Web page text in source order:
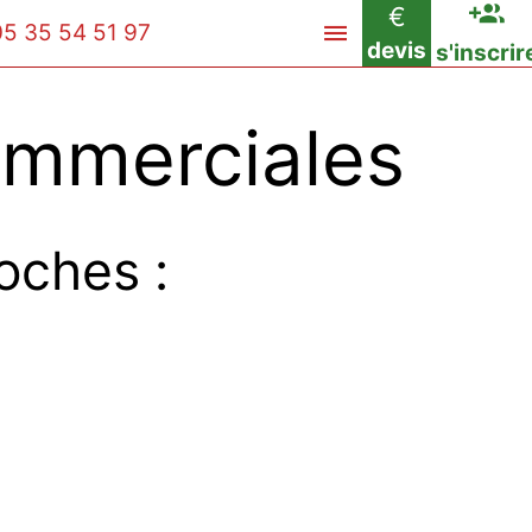
35 54 51 97
€
devis
: